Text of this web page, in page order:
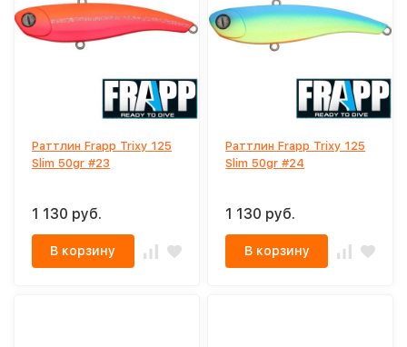
Раттлин Frapp Trixy 125
Slim 50gr #23
1 130 руб.
В корзину
Раттлин Frapp Trixy 125
Slim 50gr #24
1 130 руб.
В корзину